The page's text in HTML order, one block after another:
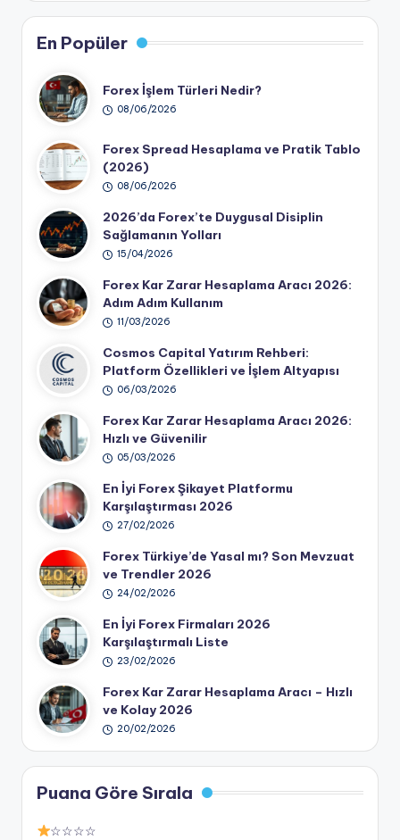
En Popüler
Forex İşlem Türleri Nedir?
08/06/2026
Forex Spread Hesaplama ve Pratik Tablo
(2026)
08/06/2026
2026’da Forex’te Duygusal Disiplin
Sağlamanın Yolları
15/04/2026
Forex Kar Zarar Hesaplama Aracı 2026:
Adım Adım Kullanım
11/03/2026
Cosmos Capital Yatırım Rehberi:
Platform Özellikleri ve İşlem Altyapısı
06/03/2026
Forex Kar Zarar Hesaplama Aracı 2026:
Hızlı ve Güvenilir
05/03/2026
En İyi Forex Şikayet Platformu
Karşılaştırması 2026
27/02/2026
Forex Türkiye’de Yasal mı? Son Mevzuat
ve Trendler 2026
24/02/2026
En İyi Forex Firmaları 2026
Karşılaştırmalı Liste
23/02/2026
Forex Kar Zarar Hesaplama Aracı – Hızlı
ve Kolay 2026
20/02/2026
Puana Göre Sırala
☆☆☆☆